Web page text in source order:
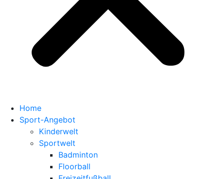
Home
Sport-Angebot
Kinderwelt
Sportwelt
Badminton
Floorball